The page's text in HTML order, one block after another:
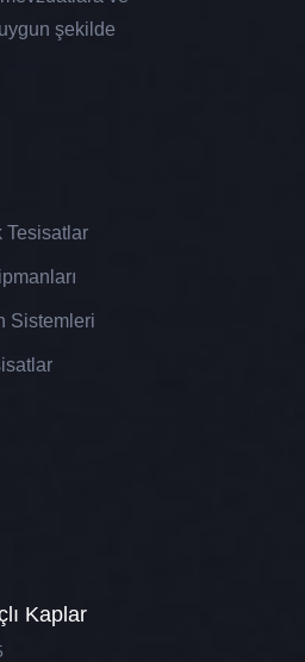
şekilde
Tesisatlar
Sistemleri
Kaplar